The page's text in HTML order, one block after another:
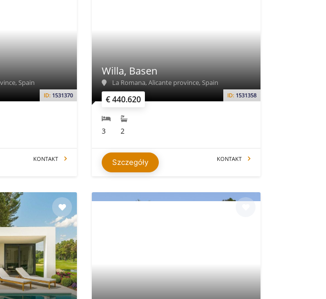
ID: 1531370
Spain
KONTAKT
€ 440.620 ID: 1531358
Willa, Basen
La Romana, Alicante province, Spain
3 2
Szczegóły KONTAKT